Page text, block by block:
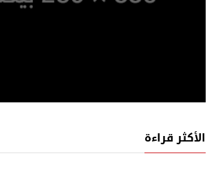
الأكثر قراءة